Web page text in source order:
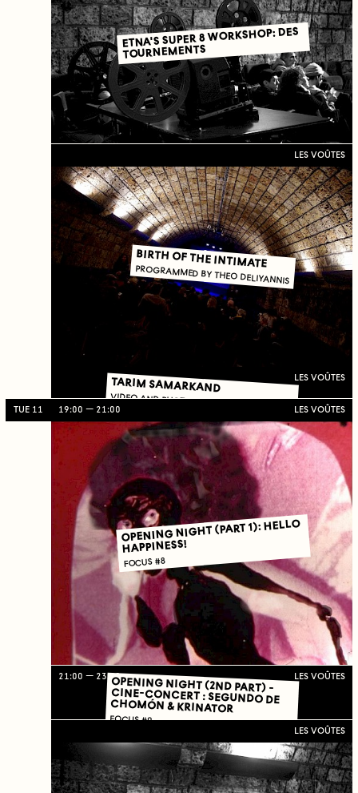
ETNA'S SUPER 8 WORKSHOP: DES
TOURNEMENTS
LES VOÛTES
BIRTH OF THE INTIMATE
PROGRAMMED BY THEO DELIYANNIS
LES VOÛTES
TARIM SAMARKAND
VIDEO AND PHOTOGRAPHIC INSTALLATION
TUE 11 19:00 21:00 LES VOÛTES
OPENING NIGHT (PART 1): HELLO
HAPPINESS!
FOCUS #8
21:00 23:59 LES VOÛTES
OPENING NIGHT (2ND PART) -
CINE-CONCERT : SEGUNDO DE
CHOMÓN & KRINATOR
FOCUS #9
LES VOÛTES